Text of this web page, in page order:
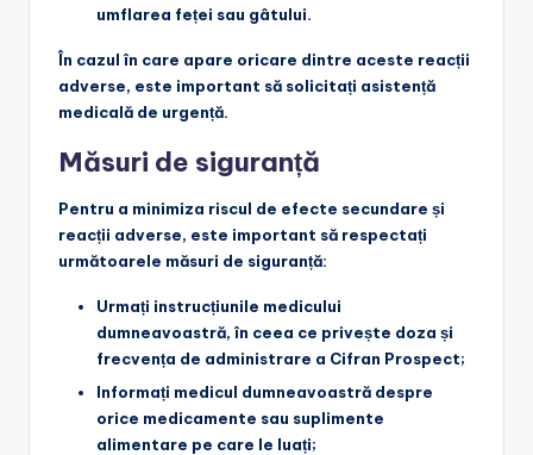
umflarea feței sau gâtului.
În cazul în care apare oricare dintre aceste reacții
adverse, este important să solicitați asistență
medicală de urgență.
Măsuri de siguranță
Pentru a minimiza riscul de efecte secundare și
reacții adverse, este important să respectați
următoarele măsuri de siguranță:
Urmați instrucțiunile medicului
dumneavoastră, în ceea ce privește doza și
frecvența de administrare a Cifran Prospect;
Informați medicul dumneavoastră despre
orice medicamente sau suplimente
alimentare pe care le luați;